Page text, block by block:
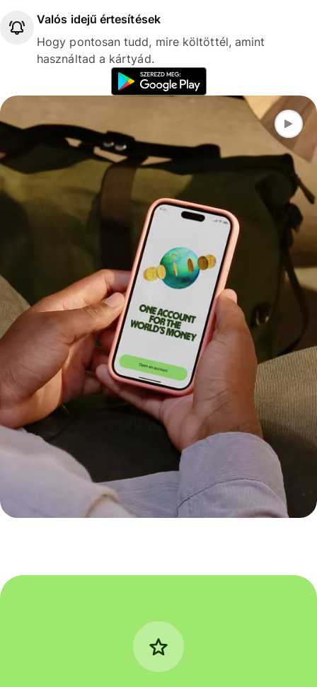
Valós idejű értesítések
Hogy pontosan tudd, mire költöttél, amint
használtad a kártyád.